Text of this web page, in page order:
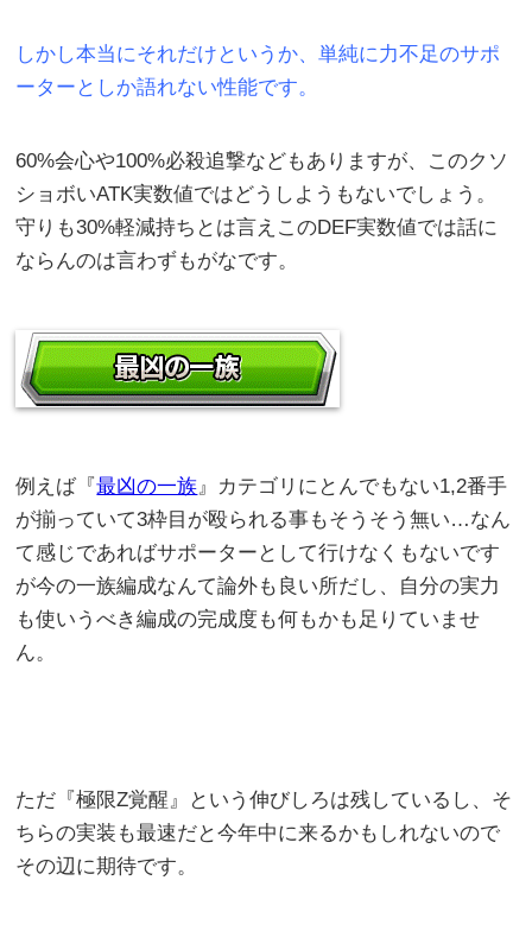
しかし本当にそれだけというか、単純に力不足のサポ
ーターとしか語れない性能です。
60%会心や100%必殺追撃などもありますが、このクソ
ショボいATK実数値ではどうしようもないでしょう。
守りも30%軽減持ちとは言えこのDEF実数値では話に
ならんのは言わずもがなです。
例えば『最凶の一族』カテゴリにとんでもない1,2番手
が揃っていて3枠目が殴られる事もそうそう無い…なん
て感じであればサポーターとして行けなくもないです
が今の一族編成なんて論外も良い所だし、自分の実力
も使いうべき編成の完成度も何もかも足りていませ
ん。
ただ『極限Z覚醒』という伸びしろは残しているし、そ
ちらの実装も最速だと今年中に来るかもしれないので
その辺に期待です。